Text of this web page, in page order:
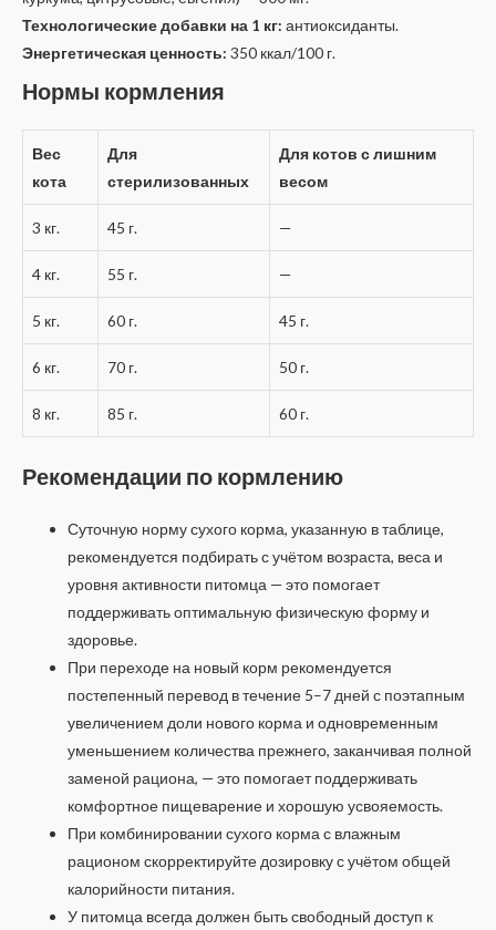
Технологические добавки на 1 кг: антиоксиданты.
Энергетическая ценность: 350 ккал/100 г.
Нормы кормления
Вес
кота
Для
стерилизованных
Для котов с лишним
весом
3 кг. 45 г. —
4 кг. 55 г. —
5 кг. 60 г. 45 г.
6 кг. 70 г. 50 г.
8 кг. 85 г. 60 г.
Рекомендации по кормлению
Суточную норму сухого корма, указанную в таблице,
рекомендуется подбирать с учётом возраста, веса и
уровня активности питомца — это помогает
поддерживать оптимальную физическую форму и
здоровье.
При переходе на новый корм рекомендуется
постепенный перевод в течение 5–7 дней с поэтапным
увеличением доли нового корма и одновременным
уменьшением количества прежнего, заканчивая полной
заменой рациона, — это помогает поддерживать
комфортное пищеварение и хорошую усвояемость.
При комбинировании сухого корма с влажным
рационом скорректируйте дозировку с учётом общей
калорийности питания.
У питомца всегда должен быть свободный доступ к